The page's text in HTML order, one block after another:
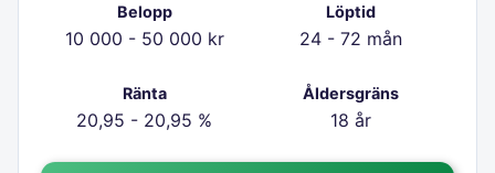
Belopp
10 000 - 50 000 kr
Löptid
24 - 72 mån
Ränta
20,95 - 20,95 %
Åldersgräns
18 år